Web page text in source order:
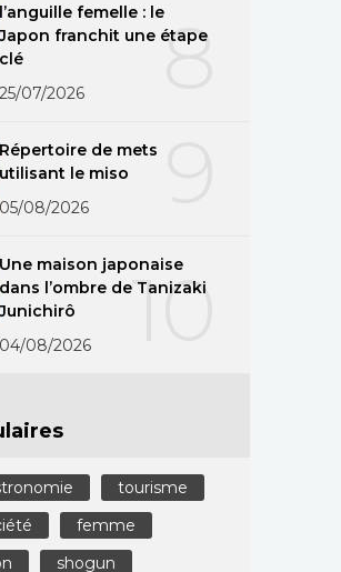
8
l’anguille femelle : le
Japon franchit une étape
clé
25/07/2026
Répertoire de mets
utilisant le miso
05/08/2026
10
Une maison japonaise
dans l’ombre de Tanizaki
Junichirô
04/08/2026
tourisme
femme
shogun